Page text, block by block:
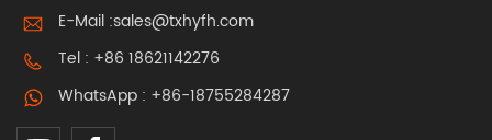
E-Mail :sales@txhyfh.com
Tel : +86 18621142276
WhatsApp : +86-18755284287